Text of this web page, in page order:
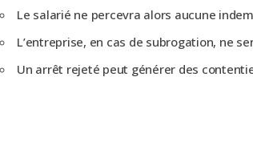
Le salarié ne percevra alors aucune
L’entreprise, en cas de subrogation, ne
Un arrêt rejeté peut générer des